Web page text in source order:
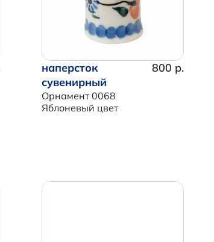
наперсток
сувенирный
Орнамент 0068
Яблоневый цвет
800 р.